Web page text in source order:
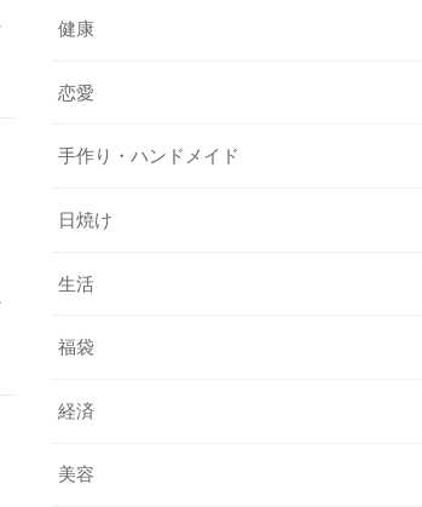
健康
恋愛
手作り・ハンドメイド
日焼け
生活
福袋
経済
美容